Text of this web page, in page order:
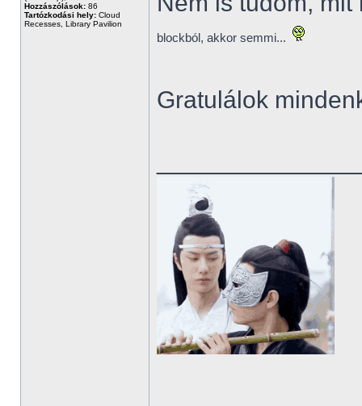
Hozzászólások: 86
Tartózkodási hely: Cloud
Recesses, Library Pavilion
blockból, akkor semmi...
Gratulálok